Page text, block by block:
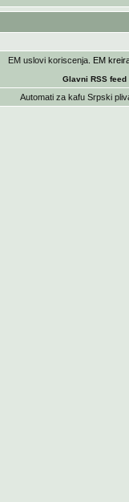
EM uslovi koriscenja . EM
Glavni RSS feed
Automati za kafu Srpski